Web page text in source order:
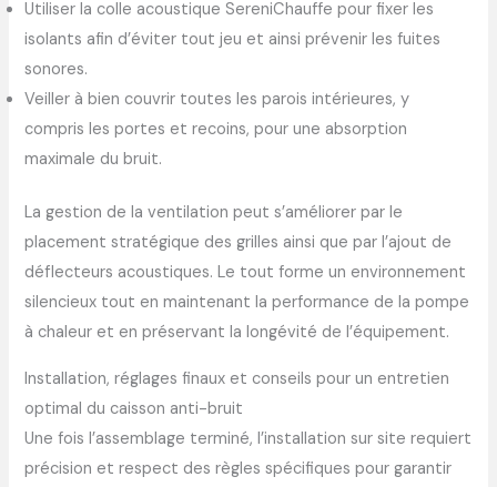
Utiliser la colle acoustique SereniChauffe pour fixer les
isolants afin d’éviter tout jeu et ainsi prévenir les fuites
sonores.
Veiller à bien couvrir toutes les parois intérieures, y
compris les portes et recoins, pour une absorption
maximale du bruit.
La gestion de la ventilation peut s’améliorer par le
placement stratégique des grilles ainsi que par l’ajout de
déflecteurs acoustiques. Le tout forme un environnement
silencieux tout en maintenant la performance de la pompe
à chaleur et en préservant la longévité de l’équipement.
Installation, réglages finaux et conseils pour un entretien
optimal du caisson anti-bruit
Une fois l’assemblage terminé, l’installation sur site requiert
précision et respect des règles spécifiques pour garantir